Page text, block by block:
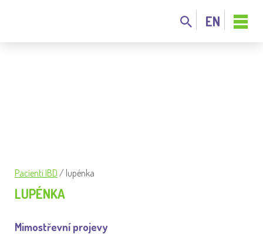
EN
Pacienti IBD / lupénka
LUPÉNKA
Mimostřevní projevy